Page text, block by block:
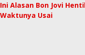
Ini Alasan Bon Jovi
Waktunya Usai